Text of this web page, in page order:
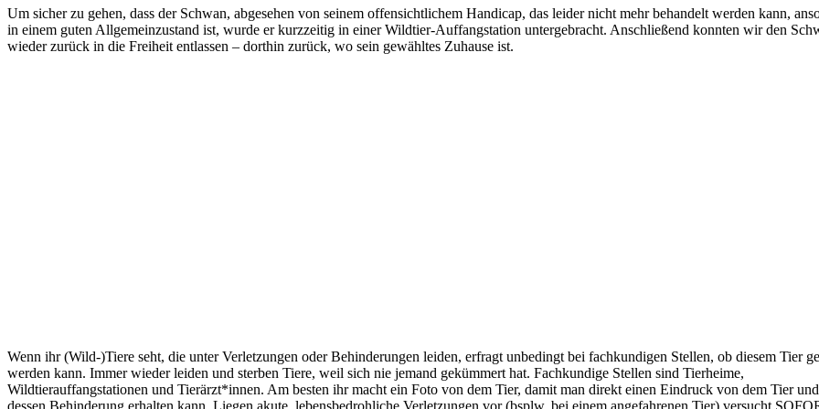
Um sicher zu gehen, dass der Schwan, abgesehen von seinem offensichtlichem Handicap, das leider nicht mehr behandelt werden kann,
in einem guten Allgemeinzustand ist, wurde er kurzzeitig in einer Wildtier-Auffangstation untergebracht. Anschließend konnten wir den
wieder zurück in die Freiheit entlassen – dorthin zurück, wo sein gewähltes Zuhause ist.
Wenn ihr (Wild-)Tiere seht, die unter Verletzungen oder Behinderungen leiden, erfragt unbedingt bei fachkundigen Stellen, ob diesem Tier
werden kann. Immer wieder leiden und sterben Tiere, weil sich nie jemand gekümmert hat. Fachkundige Stellen sind Tierheime,
Wildtierauffangstationen und Tierärzt*innen. Am besten ihr macht ein Foto von dem Tier, damit man direkt einen Eindruck von dem Tier und
dessen Behinderung erhalten kann. Liegen akute, lebensbedrohliche Verletzungen vor (bsplw. bei einem angefahrenen Tier) versucht